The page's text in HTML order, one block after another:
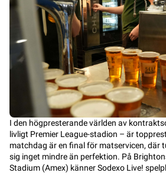
I den högpresterande världen av
livligt Premier League-stadion – är
matchdag är en final för matservicen, där
sig inget mindre än perfektion. På
Stadium (Amex) känner Sodexo Live!